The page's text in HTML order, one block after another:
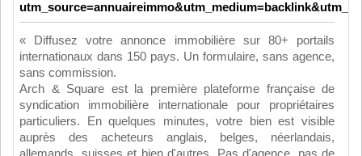
« Diffusez votre annonce immobilière sur 80+ portails
internationaux dans 150 pays. Un formulaire, sans agence,
sans commission.
Arch & Square est la première plateforme française de
syndication immobilière internationale pour propriétaires
particuliers. En quelques minutes, votre bien est visible
auprès des acheteurs anglais, belges, néerlandais,